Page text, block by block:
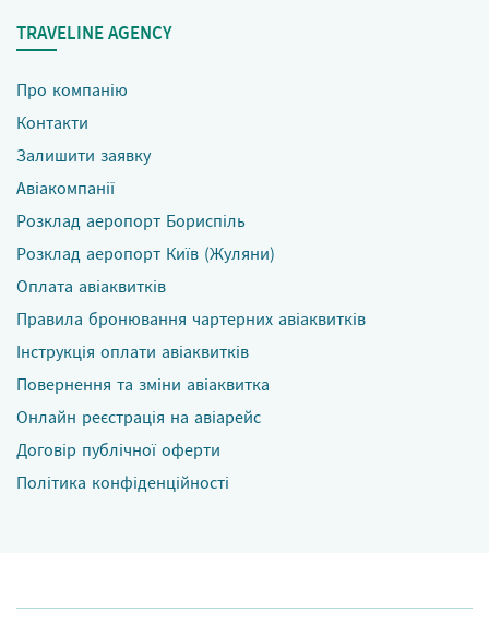
TRAVELINE AGENCY
Про компанію
Контакти
Залишити заявку
Авіакомпанії
Розклад аеропорт Бориспіль
Розклад аеропорт Київ (Жуляни)
Оплата авіаквитків
Правила бронювання чартерних авіаквитків
Інструкція оплати авіаквитків
Повернення та зміни авіаквитка
Онлайн реєстрація на авіарейс
Договір публічної оферти
Політика конфіденційності